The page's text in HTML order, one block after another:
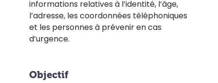
informations relatives à l’identité, l’âge,
l’adresse, les coordonnées téléphoniques
et les personnes à prévenir en cas
d’urgence.
Objectif